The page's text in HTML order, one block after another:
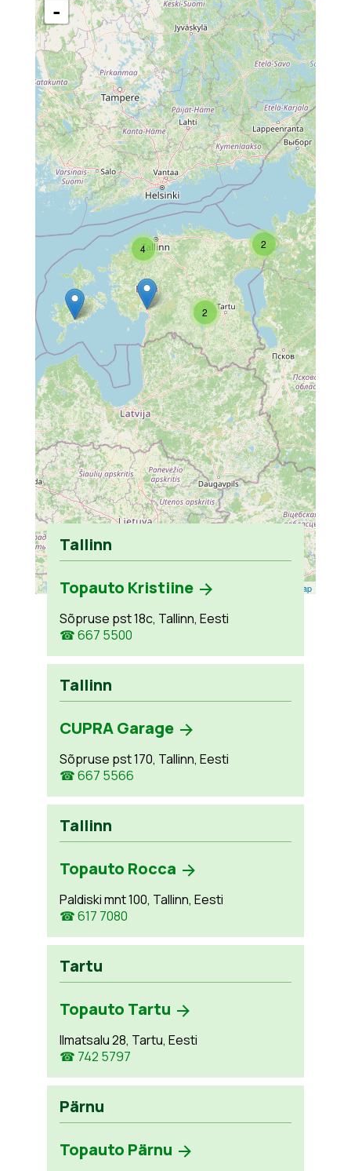
2
2
4
-
Leaflet OpenStreetMap
Tallinn
Topauto Kristiine
Sõpruse pst 18c, Tallinn, Eesti
☎ 667 5500
Tallinn
CUPRA Garage
Sõpruse pst 170, Tallinn, Eesti
☎ 667 5566
Tallinn
Topauto Rocca
Paldiski mnt 100, Tallinn, Eesti
☎ 617 7080
Tartu
Topauto Tartu
Ilmatsalu 28, Tartu, Eesti
☎ 742 5797
Pärnu
Topauto Pärnu